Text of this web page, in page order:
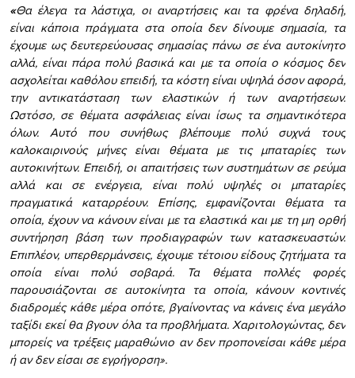
«Θα έλεγα τα λάστιχα, οι αναρτήσεις και τα φρένα δηλαδή,
είναι κάποια πράγματα στα οποία δεν δίνουμε σημασία, τα
έχουμε ως δευτερεύουσας σημασίας πάνω σε ένα αυτοκίνητο
αλλά, είναι πάρα πολύ βασικά και με τα οποία ο κόσμος δεν
ασχολείται καθόλου επειδή, τα κόστη είναι υψηλά όσον αφορά,
την αντικατάσταση των ελαστικών ή των αναρτήσεων.
Ωστόσο, σε θέματα ασφάλειας είναι ίσως τα σημαντικότερα
όλων. Αυτό που συνήθως βλέπουμε πολύ συχνά τους
καλοκαιρινούς μήνες είναι θέματα με τις μπαταρίες των
αυτοκινήτων. Επειδή, οι απαιτήσεις των συστημάτων σε ρεύμα
αλλά και σε ενέργεια, είναι πολύ υψηλές οι μπαταρίες
πραγματικά καταρρέουν. Επίσης, εμφανίζονται θέματα τα
οποία, έχουν να κάνουν είναι με τα ελαστικά και με τη μη ορθή
συντήρηση βάση των προδιαγραφών των κατασκευαστών.
Επιπλέον, υπερθερμάνσεις, έχουμε τέτοιου είδους ζητήματα τα
οποία είναι πολύ σοβαρά. Τα θέματα πολλές φορές
παρουσιάζονται σε αυτοκίνητα τα οποία, κάνουν κοντινές
διαδρομές κάθε μέρα οπότε, βγαίνοντας να κάνεις ένα μεγάλο
ταξίδι εκεί θα βγουν όλα τα προβλήματα. Χαριτολογώντας, δεν
μπορείς να τρέξεις μαραθώνιο αν δεν προπονείσαι κάθε μέρα
ή αν δεν είσαι σε εγρήγορση».